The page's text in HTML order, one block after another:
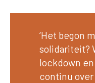
‘Het begon
solidariteit?
lockdown
continu